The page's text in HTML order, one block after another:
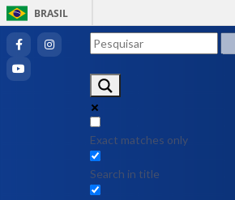
BRASIL
Exact matches only
Search in title